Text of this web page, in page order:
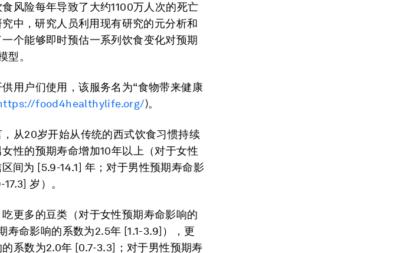
风险每年导致了大约1100万人次的死亡
中，研究人员利用现有研究的元分析和
个能够即时预估一系列饮食变化对预期
。
用户们使用，该服务名为“食物带来健康
food4healthylife.org/)。
从20岁开始从传统的西式饮食习惯持续
性的预期寿命增加10年以上（对于女性
间为 [5.9-14.1] 年；对于男性预期寿命影
岁）。
更多的豆类（对于女性预期寿命影响的
寿命影响的系数为2.5年 [1.1-3.9]），更
系数为2.0年 [0.7-3.3]；对于男性预期寿